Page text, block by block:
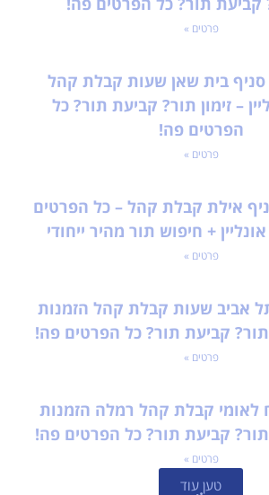
פרטים »
סניף בית שאן שעות קבלת קהל
– זימון תור? קביעת תור? כל
הפרטים פה!
פרטים »
אילת קבלת קהל – כל הפרטים
+ חיפוש תור מהיר ייחודי
פרטים »
אביב שעות קבלת קהל הזמנות
תור? קביעת תור? כל הפרטים פה!
פרטים »
לאומי קבלת קהל רמלה הזמנות
תור? קביעת תור? כל הפרטים פה!
פרטים »
טען עוד